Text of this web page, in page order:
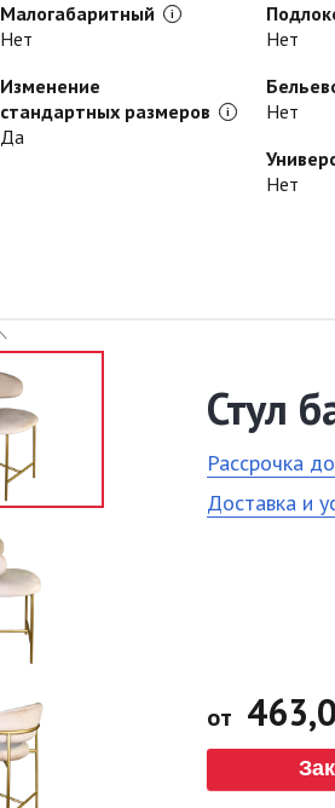
Малогабаритный
Нет
Изменение
стандартных размеров
Да
Нет
Нет
Нет
Стул
Рассрочка
Доставка и
от